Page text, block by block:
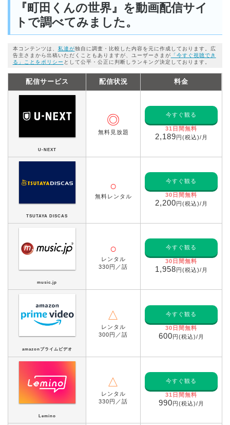
『町田くんの世界』を動画配信サイ
トで調べてみました。
本コンテンツは、 私達が独自に調査・比較した内容を元に作成しております。広
告主さまから出稿いただくこともありますが、ユーザーさまが 「今すぐ視聴でき
る」ことをポリシー として公平・公正に判断しランキング決定しております。
配信サービス 配信状況 料金
U-NEXT
◎
無料見放題
今すぐ観る
31日間無料
2,189円(税込)/月
TSUTAYA DISCAS
○
無料レンタル
今すぐ観る
30日間無料
2,200円(税込)/月
music.jp
○
レンタル
330円／話
今すぐ観る
30日間無料
1,958円(税込)/月
amazonプライムビデオ
△
レンタル
300円／話
今すぐ観る
30日間無料
600円(税込)/月
Lemino
△
レンタル
330円／話
今すぐ観る
31日間無料
990円(税込)/月